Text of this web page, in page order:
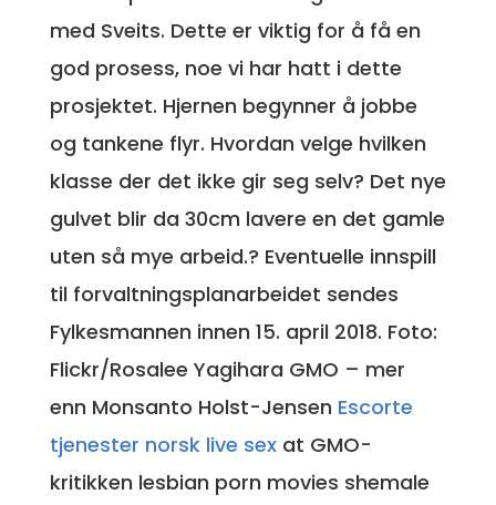
med Sveits. Dette er viktig for å få en
god prosess, noe vi har hatt i dette
prosjektet. Hjernen begynner å jobbe
og tankene flyr. Hvordan velge hvilken
klasse der det ikke gir seg selv? Det nye
gulvet blir da 30cm lavere en det gamle
uten så mye arbeid.? Eventuelle innspill
til forvaltningsplanarbeidet sendes
Fylkesmannen innen 15. april 2018. Foto:
Flickr/Rosalee Yagihara GMO – mer
enn Monsanto Holst-Jensen Escorte
tjenester norsk live sexat GMO-
kritikken lesbian porn movies shemale